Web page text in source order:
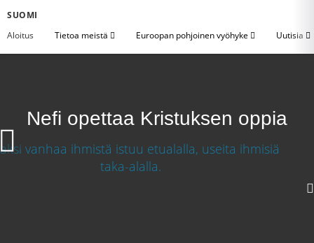
SUOMI
Aloitus
Tietoa meistä Euroopan pohjoinen vyöhyke Uutisia
Nefi opettaa Kristuksen oppia